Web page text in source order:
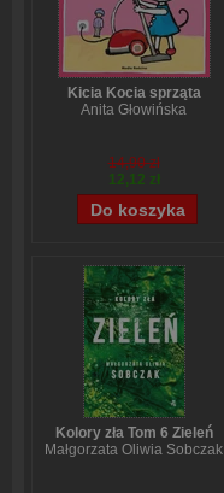
Kicia Kocia sprząta
Anita Głowińska
14,90 zł
12,12 zł
Kolory zła Tom 6 Zieleń
Małgorzata Oliwia Sobczak